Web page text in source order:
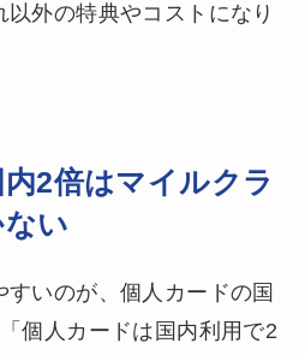
外の特典やコストになり
2倍はマイルクラ
い
いのが、個人カードの国
個人カードは国内利用で2